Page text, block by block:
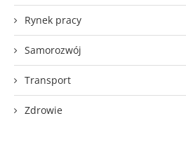
Rynek pracy
Samorozwój
Transport
Zdrowie